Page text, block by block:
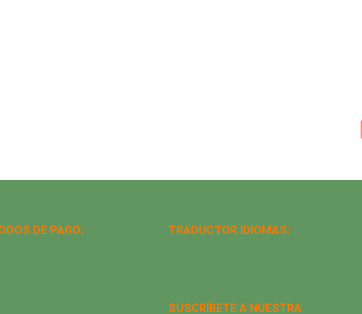
DE PAGO: TRADUCTOR IDIOMAS:
SUSCRÍBETE A NUESTRA